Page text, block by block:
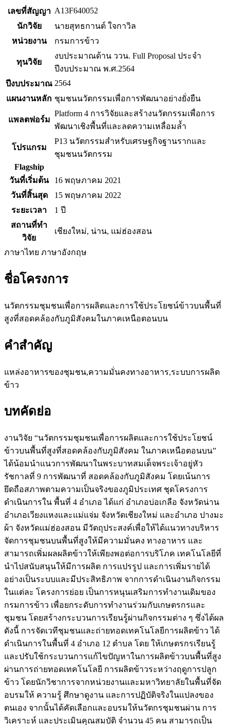
เลขที่สัญญา A13F640052
นักวิจัย
นายสุทธกานต์ ใจกาวิล
หน่วยงาน
กรมการข้าว
ทุนวิจัย
งบประมาณด้าน ววน. Full Proposal ประจำ
ปีงบประมาณ พ.ศ.2564
ปีงบประมาณ 2564
แผนงานหลัก ชุมชนนวัตกรรมเพื่อการพัฒนาอย่างยั่งยืน
แพลตฟอร์ม
Platform 4 การวิจัยและสร้างนวัตกรรมเพื่อการ
พัฒนาเชิงพื้นที่และลดความเหลื่อมล้ำ
โปรแกรม
P13 นวัตกรรมสำหรับเศรษฐกิจฐานรากและ
ชุมชนนวัตกรรม
Flagship
วันที่เริ่มต้น
16 พฤษภาคม 2021
วันที่สิ้นสุด
15 พฤษภาคม 2022
ระยะเวลา
1 ปี
สถานที่ทำ
วิจัย
เชียงใหม่, น่าน, แม่ฮ่องสอน
ภาษาไทย ภาษาอังกฤษ
ชื่อโครงการ
นวัตกรรมชุมชนเพื่อการผลิตและการใช้ประโยชน์ข้าวบนพื้นที่
สูงที่สอดคล้องกับภูมิสังคมในภาคเหนือตอนบน
คำสำคัญ
แหล่งอาหารของชุมชน,ความมั่นคงทางอาหาร,ระบบการผลิต
ข้าว
บทคัดย่อ
งานวิจัย “นวัตกรรมชุมชนเพื่อการผลิตและการใช้ประโยชน์
ข้าวบนพื้นที่สูงที่สอดคล้องกับภูมิสังคม ในภาคเหนือตอนบน”
ได้น้อมนำแนวการพัฒนาในพระบาทสมเด็จพระเจ้าอยู่หัว
รัชกาลที่ 9 การพัฒนาที่ สอดคล้องกับภูมิสังคม โดยเน้นการ
ยึดถือสภาพตามความเป็นจริงของภูมิประเทศ ชุดโครงการ
ดำเนินการใน พื้นที่ 4 อำเภอ ได้แก่ อำเภอบ่อเกลือ จังหวัดน่าน
อำเภอเวียงแหงและแม่แจ่ม จังหวัดเชียงใหม่ และอำเภอ ปางมะ
ผ้า จังหวัดแม่ฮ่องสอน มีวัตถุประสงค์เพื่อให้ได้แนวทางบริหาร
จัดการชุมชนบนพื้นที่สูงให้มีความมั่นคง ทางอาหาร และ
สามารถเพิ่มผลผลิตข้าวให้เพียงพอต่อการบริโภค เทคโนโลยีที่
นำไปสนับสนุนให้มีการผลิต การแปรรูป และการเพิ่มรายได้
อย่างเป็นระบบและมีประสิทธิภาพ จากการดำเนินงานกิจกรรม
ในแต่ละ โครงการย่อย เป็นการหนุนเสริมการทำงานเดิมของ
กรมการข้าว เพื่อยกระดับการทำงานร่วมกับเกษตรกรและ
ชุมชน โดยสร้างกระบวนการเรียนรู้ผ่านกิจกรรมต่าง ๆ ซึ่งได้ผล
ดังนี้ การจัดเวทีชุมชนและถ่ายทอดเทคโนโลยีการผลิตข้าว ได้
ดำเนินการในพื้นที่ 4 อำเภอ 12 ตำบล โดย ให้เกษตรกรเรียนรู้
และปรับใช้กระบวนการแก้ไขปัญหาในการผลิตข้าวบนพื้นที่สูง
ผ่านการถ่ายทอดเทคโนโลยี การผลิตข้าวระหว่างฤดูการปลูก
ข้าว โดยนักวิชาการจากหน่วยงานและมหาวิทยาลัยในพื้นที่จัด
อบรมให้ ความรู้ ศึกษาดูงาน และการปฏิบัติจริงในแปลงของ
ตนเอง จากนั้นได้คัดเลือกและอบรมให้นวัตกรชุมชนผ่าน การ
วิเคราะห์ และประเมินคุณสมบัติ จำนวน 45 คน สามารถเป็น